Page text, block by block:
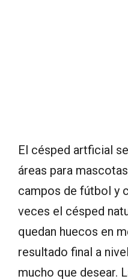
El césped artficial
áreas para
campos de fútbol y
veces el césped
quedan huecos en
resultado final a
mucho que desear.